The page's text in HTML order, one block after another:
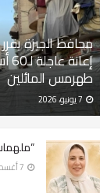
طهرمس المائلين